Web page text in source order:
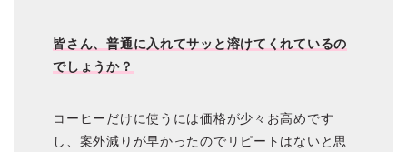
皆さん、普通に入れてサッと溶けてくれているの
でしょうか？
コーヒーだけに使うには価格が少々お高めです
し、案外減りが早かったのでリピートはないと思